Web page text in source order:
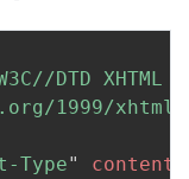
DTD
1999/xhtml
Type" content